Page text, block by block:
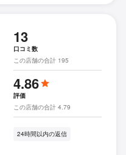
13
口コミ数
この店舗の合計 195
4.86
評価
この店舗の合計 4.79
24時間以内の返信